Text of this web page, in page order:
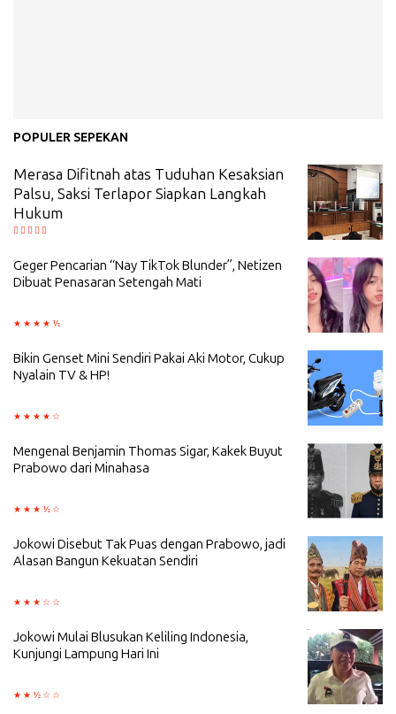
POPULER SEPEKAN
Merasa Difitnah atas Tuduhan Kesaksian
Palsu, Saksi Terlapor Siapkan Langkah
Hukum
Geger Pencarian “Nay TikTok Blunder”, Netizen
Dibuat Penasaran Setengah Mati
Bikin Genset Mini Sendiri Pakai Aki Motor, Cukup
Nyalain TV & HP!
Mengenal Benjamin Thomas Sigar, Kakek Buyut
Prabowo dari Minahasa
Jokowi Disebut Tak Puas dengan Prabowo, jadi
Alasan Bangun Kekuatan Sendiri
Jokowi Mulai Blusukan Keliling Indonesia,
Kunjungi Lampung Hari Ini